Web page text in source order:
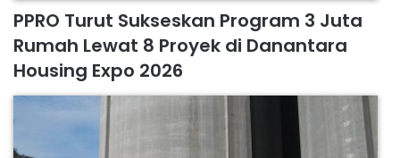
PPRO Turut Sukseskan Program 3 Juta
Rumah Lewat 8 Proyek di Danantara
Housing Expo 2026